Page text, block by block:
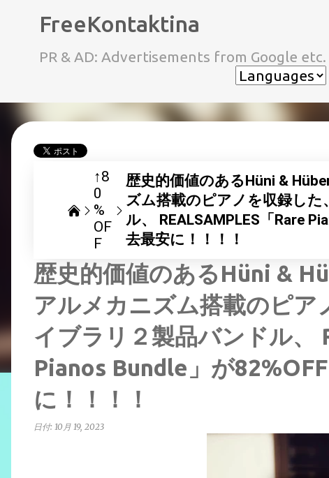
FreeKontaktina
PR & AD: Advertisements from Google etc.
↑8
0
%
OF
F
歴史的価値のあるHüni &
ズム搭載のピアノを収録し
ル、 REALSAMPLES「Rare
去最安に！！！！
歴史的価値のあるHüni &
アルメカニズム搭載のピア
イブラリ２製品バンドル、
Pianos Bundle」が
に！！！！
日付: 10月 19, 2023